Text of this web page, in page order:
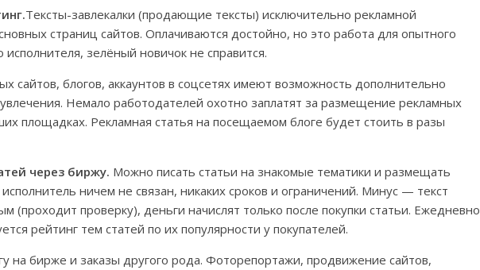
Тексты-завлекалки (продающие тексты) исключительно рекламной
страниц сайтов. Оплачиваются достойно, но это работа для опытного
зелёный новичок не справится.
сайтов, блогов, аккаунтов в соцсетях имеют возможность дополнительно
Немало работодателей охотно заплатят за размещение рекламных
площадках. Рекламная статья на посещаемом блоге будет стоить в разы
через биржу. Можно писать статьи на знакомые тематики и размещать
ничем не связан, никаких сроков и ограничений. Минус — текст
(проходит проверку), деньги начислят только после покупки статьи. Ежедневно
рейтинг тем статей по их популярности у покупателей.
на бирже и заказы другого рода. Фоторепортажи, продвижение сайтов,